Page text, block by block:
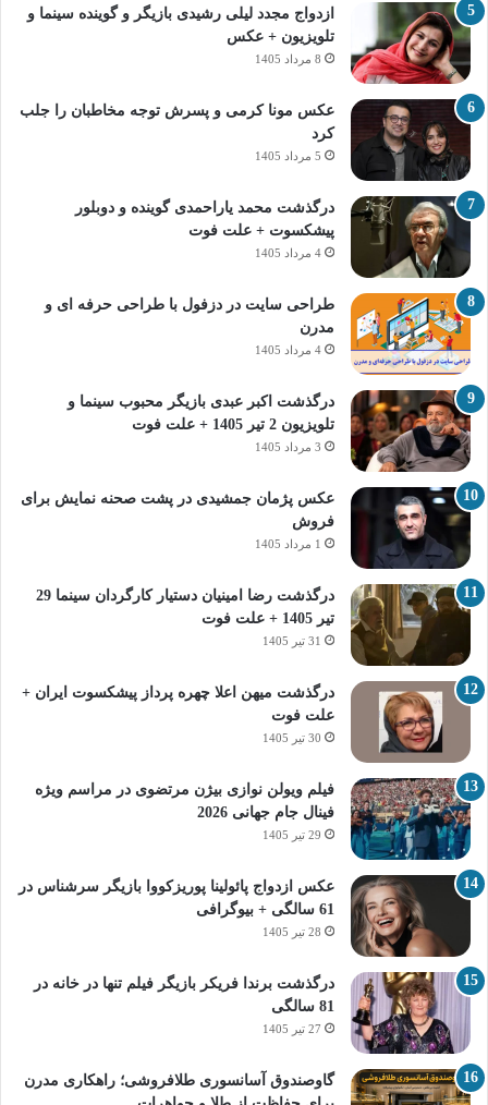
ازدواج مجدد لیلی رشیدی بازیگر و گوینده سینما و
تلویزیون + عکس
8 مرداد 1405
عکس مونا کرمی و پسرش توجه مخاطبان را جلب
کرد
5 مرداد 1405
درگذشت محمد یاراحمدی گوینده و دوبلور
پیشکسوت + علت فوت
4 مرداد 1405
طراحی سایت در دزفول با طراحی حرفه‌ ای و
مدرن
4 مرداد 1405
درگذشت اکبر عبدی بازیگر محبوب سینما و
تلویزیون 2 تیر 1405 + علت فوت
3 مرداد 1405
عکس پژمان جمشیدی در پشت صحنه نمایش برای
فروش
1 مرداد 1405
درگذشت رضا امینیان دستیار کارگردان سینما 29
تیر 1405 + علت فوت
31 تیر 1405
درگذشت میهن اعلا چهره پرداز پیشکسوت ایران +
علت فوت
30 تیر 1405
فیلم ویولن نوازی بیژن مرتضوی در مراسم ویژه
فینال جام جهانی 2026
29 تیر 1405
عکس ازدواج پائولینا پوریزکووا بازیگر سرشناس در
61 سالگی + بیوگرافی
28 تیر 1405
درگذشت برندا فریکر بازیگر فیلم تنها در خانه در
81 سالگی
27 تیر 1405
گاوصندوق آسانسوری طلافروشی؛ راهکاری مدرن